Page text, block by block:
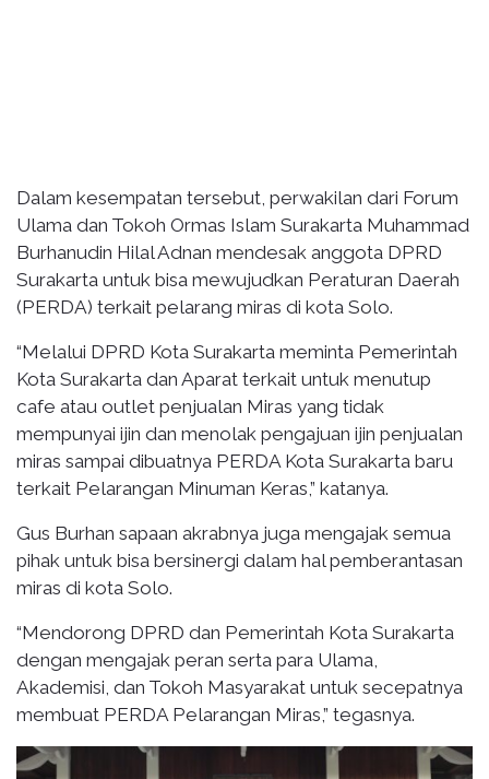
Dalam kesempatan tersebut, perwakilan dari Forum
Ulama dan Tokoh Ormas Islam Surakarta Muhammad
Burhanudin Hilal Adnan mendesak anggota DPRD
Surakarta untuk bisa mewujudkan Peraturan Daerah
(PERDA) terkait pelarang miras di kota Solo.
“Melalui DPRD Kota Surakarta meminta Pemerintah
Kota Surakarta dan Aparat terkait untuk menutup
cafe atau outlet penjualan Miras yang tidak
mempunyai ijin dan menolak pengajuan ijin penjualan
miras sampai dibuatnya PERDA Kota Surakarta baru
terkait Pelarangan Minuman Keras,” katanya.
Gus Burhan sapaan akrabnya juga mengajak semua
pihak untuk bisa bersinergi dalam hal pemberantasan
miras di kota Solo.
“Mendorong DPRD dan Pemerintah Kota Surakarta
dengan mengajak peran serta para Ulama,
Akademisi, dan Tokoh Masyarakat untuk secepatnya
membuat PERDA Pelarangan Miras,” tegasnya.